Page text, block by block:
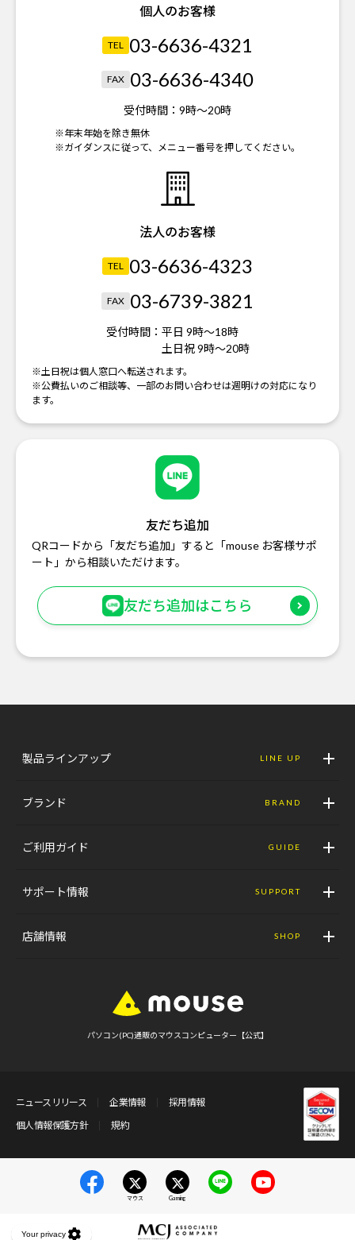
個人のお客様
TEL 03-6636-4321
FAX 03-6636-4340
受付時間： 9時～20時
※年末年始を除き無休
※ガイダンスに従って、メニュー番号を押してください。
法人のお客様
TEL 03-6636-4323
FAX 03-6739-3821
受付時間： 平日 9時～18時
土日祝 9時～20時
※土日祝は個人窓口へ転送されます。
※公費払いのご相談等、一部のお問い合わせは週明けの対応になり
ます。
友だち追加
QRコードから「友だち追加」すると「mouse お客様サポ
ート」から相談いただけます。
友だち追加はこちら
製品ラインアップ LINE UP
ブランド BRAND
ご利用ガイド GUIDE
サポート情報 SUPPORT
店舗情報 SHOP
パソコン(PC)通販のマウスコンピューター【公式】
ニュースリリース 企業情報
採用情報
個人情報保護方針
規約
マウス Gaming